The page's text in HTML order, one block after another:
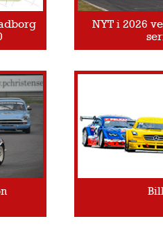
NYT i 2026